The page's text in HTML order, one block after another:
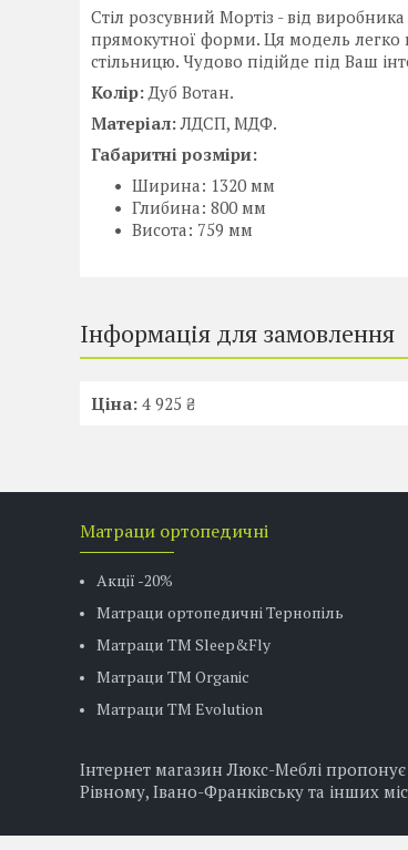
Стіл розсувний Мортіз - від
прямокутної форми. Ця модель легко
стільницю. Чудово підійде під Ваш
Колір: Дуб Вотан.
Матеріал:ЛДСП, МДФ.
Габаритні розміри:
Ширина: 1320 мм
Глибина: 800 мм
Висота: 759 мм
Інформація для замовлення
Ціна: 4 925 ₴
Матраци ортопедичні
Акції -20%
Матраци ортопедичні Тернопіль
Матраци ТМ Sleep&Fly
Матраци TM Organic
Матраци ТМ Evolution
Інтернет магазин Люкс-Меблі
Рівному, Івано-Франківську та інших